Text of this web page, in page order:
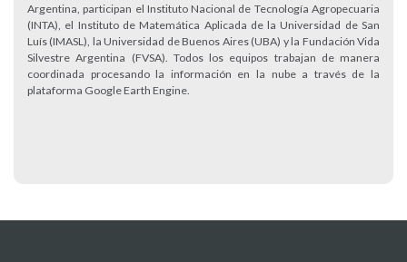
Argentina, participan el Instituto Nacional de Tecnología Agropecuaria
(INTA), el Instituto de Matemática Aplicada de la Universidad de San
Luís (IMASL), la Universidad de Buenos Aires (UBA) y la Fundación Vida
Silvestre Argentina (FVSA). Todos los equipos trabajan de manera
coordinada procesando la información en la nube a través de la
plataforma Google Earth Engine.